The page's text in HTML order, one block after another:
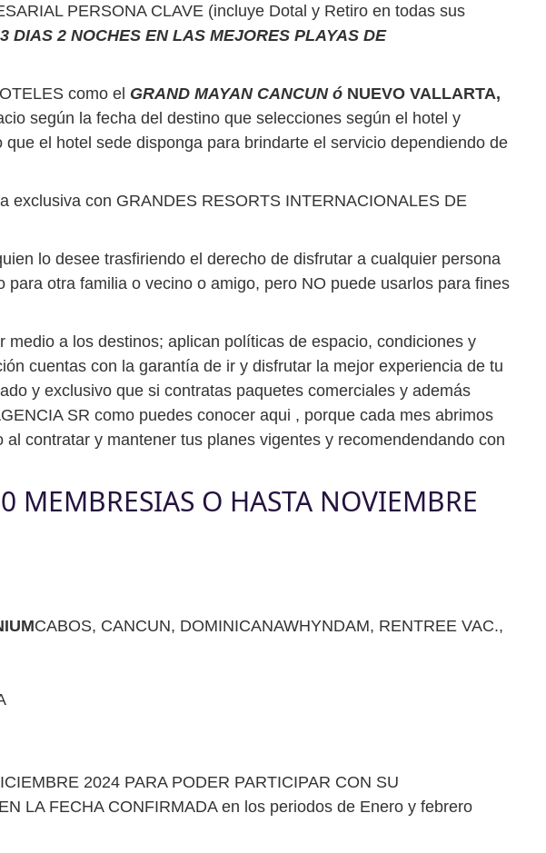
PERSONA CLAVE (incluye Dotal y Retiro en todas sus
DIAS 2 NOCHES EN LAS MEJORES PLAYAS DE
como el GRAND MAYAN CANCUN ó NUEVO VALLARTA,
según la fecha del destino que selecciones según el hotel y
el hotel sede disponga para brindarte el servicio dependiendo de
exclusiva con GRANDES RESORTS INTERNACIONALES DE
lo desee trasfiriendo el derecho de disfrutar a cualquier persona
otra familia o vecino o amigo, pero NO puede usarlos para fines
a los destinos; aplican políticas de espacio, condiciones y
cuentas con la garantía de ir y disfrutar la mejor experiencia de tu
y exclusivo que si contratas paquetes comerciales y además
SR como puedes conocer aqui , porque cada mes abrimos
contratar y mantener tus planes vigentes y recomendendando con
MEMBRESIAS O HASTA NOVIEMBRE
CABOS, CANCUN, DOMINICANAWHYNDAM, RENTREE VAC.,
2024 PARA PODER PARTICIPAR CON SU
LA FECHA CONFIRMADA en los periodos de Enero y febrero